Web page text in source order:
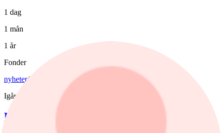
1 dag
1 mån
1 år
Fonder
nyheter/Aktiefonder
Igår, 15:06
Fondvinnare med banktung portfölj